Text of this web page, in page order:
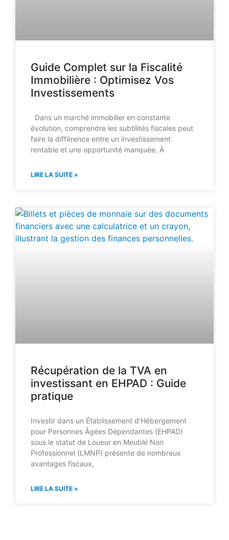
Guide Complet sur la Fiscalité
Immobilière : Optimisez Vos
Investissements
Dans un marché immobilier en constante
évolution, comprendre les subtilités fiscales peut
faire la différence entre un investissement
rentable et une opportunité manquée. À
LIRE LA SUITE »
Récupération de la TVA en
investissant en EHPAD : Guide
pratique
Investir dans un Établissement d’Hébergement
pour Personnes Âgées Dépendantes (EHPAD)
sous le statut de Loueur en Meublé Non
Professionnel (LMNP) présente de nombreux
avantages fiscaux,
LIRE LA SUITE »